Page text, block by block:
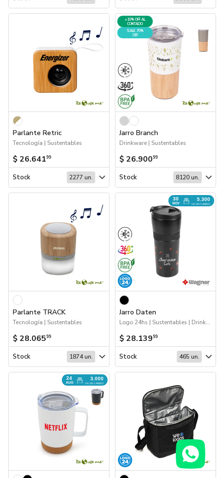
Parlante Retric
Tecnología | Sustentables
$ 26.64199
Stock 2277 un.
+10% OFF AL
CONTADO
SALE 70%
OFF
Jarro Branch
Drinkware | Sustentables
$ 26.90099
Stock 8120 un.
Parlante TRACK
Tecnología | Sustentables
$ 28.06599
Stock 1874 un.
30
NOV
5.300
UN. EN CAMINO
Jarro Daten
Logo 24hs | Sustentables | Drinkware | Próximos Arribos
$ 28.13999
Stock 465 un.
24
AUG
3.000
UN. EN CAMINO